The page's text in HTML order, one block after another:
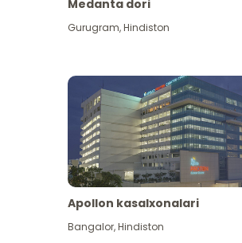
Medanta dori
Gurugram,Hindiston
Apollon kasalxonalari
Bangalor,Hindiston